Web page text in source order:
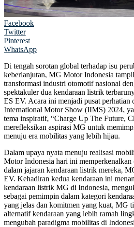
Facebook
Twitter
Pinterest
WhatsApp
Di tengah sorotan global terhadap isu
keberlanjutan, MG Motor Indonesia
transformasi industri otomotif nasional
spektakuler dua kendaraan listrik
ES EV. Acara ini menjadi pusat perhatian
International Motor Show (IIMS) 2024,
tema inspiratif, “Charge Up The Future,
merefleksikan aspirasi MG untuk
menuju era mobilitas yang lebih hijau.
Dalam upaya nyata menuju realisasi
Motor Indonesia hari ini memperkenalkan
dalam jajaran kendaraan listrik mereka,
EV. Kehadiran kedua kendaraan ini
kendaraan listrik MG di Indonesia,
sebagai pemimpin dalam kategori
yang jelas dan komitmen yang kuat, MG
alternatif kendaraan yang lebih ramah
mengubah paradigma mobilitas di